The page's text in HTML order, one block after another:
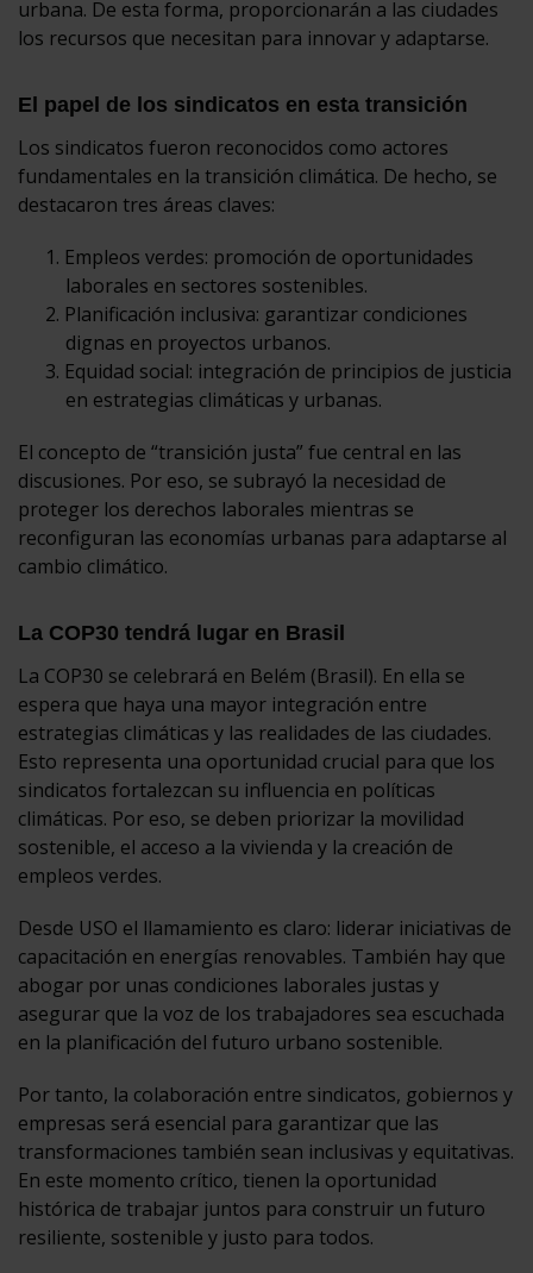
urbana. De esta forma, proporcionarán a las ciudades
los recursos que necesitan para innovar y adaptarse.
El papel de los sindicatos en esta transición
Los sindicatos fueron reconocidos como actores
fundamentales en la transición climática. De hecho, se
destacaron tres áreas claves:
Empleos verdes: promoción de oportunidades
laborales en sectores sostenibles.
Planificación inclusiva: garantizar condiciones
dignas en proyectos urbanos.
Equidad social: integración de principios de justicia
en estrategias climáticas y urbanas.
El concepto de “transición justa” fue central en las
discusiones. Por eso, se subrayó la necesidad de
proteger los derechos laborales mientras se
reconfiguran las economías urbanas para adaptarse al
cambio climático.
La COP30 tendrá lugar en Brasil
La COP30 se celebrará en Belém (Brasil). En ella se
espera que haya una mayor integración entre
estrategias climáticas y las realidades de las ciudades.
Esto representa una oportunidad crucial para que los
sindicatos fortalezcan su influencia en políticas
climáticas. Por eso, se deben priorizar la movilidad
sostenible, el acceso a la vivienda y la creación de
empleos verdes.
Desde USO el llamamiento es claro: liderar iniciativas de
capacitación en energías renovables. También hay que
abogar por unas condiciones laborales justas y
asegurar que la voz de los trabajadores sea escuchada
en la planificación del futuro urbano sostenible.
Por tanto, la colaboración entre sindicatos, gobiernos y
empresas será esencial para garantizar que las
transformaciones también sean inclusivas y equitativas.
En este momento crítico, tienen la oportunidad
histórica de trabajar juntos para construir un futuro
resiliente, sostenible y justo para todos.